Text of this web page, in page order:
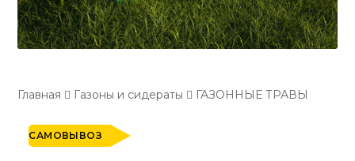
Главная Газоны и сидераты ГАЗОННЫЕ ТРАВЫ
САМОВЫВОЗ